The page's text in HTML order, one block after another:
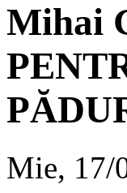
Mihai
Mie, 17/